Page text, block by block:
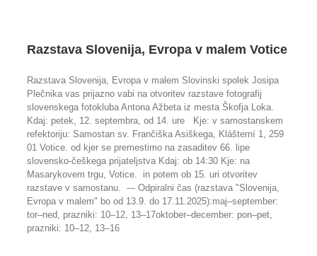
Razstava Slovenija, Evropa v malem Votice
Razstava Slovenija, Evropa v malem Slovinski spolek Josipa
Plečnika vas prijazno vabi na otvoritev razstave fotografij
slovenskega fotokluba Antona Ažbeta iz mesta Škofja Loka.
Kdaj: petek, 12. septembra, od 14. ure Kje: v samostanskem
refektoriju: Samostan sv. Frančiška Asiškega, Klášterní 1, 259
01 Votice. od kjer se premestimo na zasaditev 66. lipe
slovensko-češkega prijateljstva Kdaj: ob 14:30 Kje: na
Masarykovem trgu, Votice. in potem ob 15. uri otvoritev
razstave v samostanu. --- Odpiralni čas (razstava "Slovenija,
Evropa v malem" bo od 13.9. do 17.11.2025):maj–september:
tor–ned, prazniki: 10–12, 13–17oktober–december: pon–pet,
prazniki: 10–12, 13–16